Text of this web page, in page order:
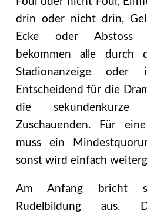
drin oder nicht drin,
Ecke oder Abstoss
bekommen alle
Stadionanzeige
Entscheidend für die
die sekundenkurze
Zuschauenden. Für
muss ein
sonst wird einfach
Am Anfang bricht
Rudelbildung aus.